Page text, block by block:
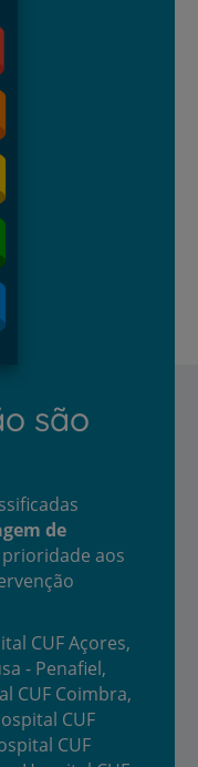
são
de
aos
CUF Açores,
- Penafiel,
CUF Coimbra,
CUF
CUF